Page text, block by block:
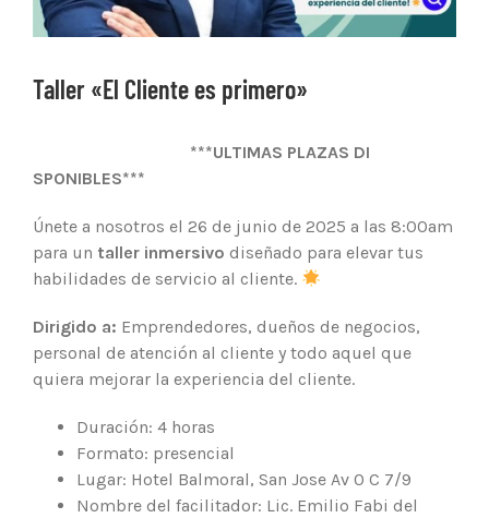
Taller «El Cliente es primero»
***ULTIMAS PLAZAS DI
SPONIBLES***
Únete a nosotros el 26 de junio de 2025 a las 8:00am
para un taller inmersivo diseñado para elevar tus
habilidades de servicio al cliente.
Dirigido a: Emprendedores, dueños de negocios,
personal de atención al cliente y todo aquel que
quiera mejorar la experiencia del cliente.
Duración: 4 horas
Formato: presencial
Lugar: Hotel Balmoral, San Jose Av 0 C 7/9
Nombre del facilitador: Lic. Emilio Fabi del